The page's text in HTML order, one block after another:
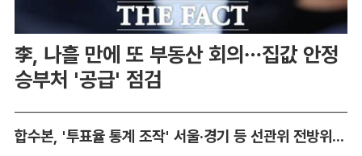
李, 나흘 만에 또 부동산 회의…집값 안정
승부처 '공급' 점검
합수본, '투표율 통계 조작' 서울·경기 등 선관위 전방위 압수수색